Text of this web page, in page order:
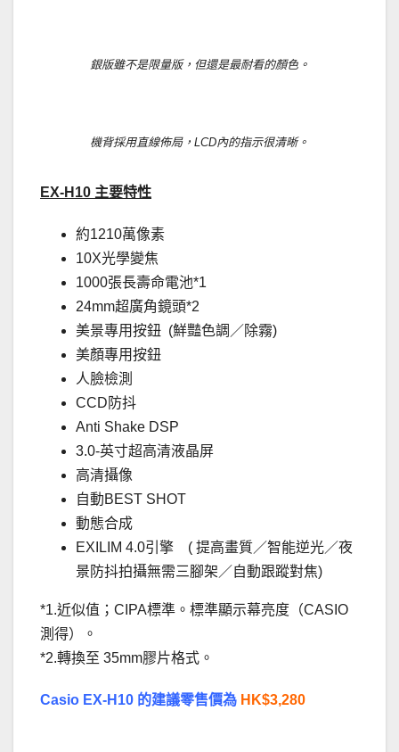
銀版雖不是限量版，但還是最耐看的顏色。
機背採用直線佈局，LCD內的指示很清晰。
EX-H10 主要特性
約1210萬像素
10X光學變焦
1000張長壽命電池*1
24mm超廣角鏡頭*2
美景專用按鈕 (鮮豔色調／除霧)
美顏專用按鈕
人臉檢測
CCD防抖
Anti Shake DSP
3.0-英寸超高清液晶屏
高清攝像
自動BEST SHOT
動態合成
EXILIM 4.0引擎 ( 提高畫質／智能逆光／夜
景防抖拍攝無需三腳架／自動跟蹤對焦)
*1.近似值；CIPA標準。標準顯示幕亮度（CASIO
測得）。
*2.轉換至 35mm膠片格式。
Casio EX-H10 的建議零售價為 HK$3,280